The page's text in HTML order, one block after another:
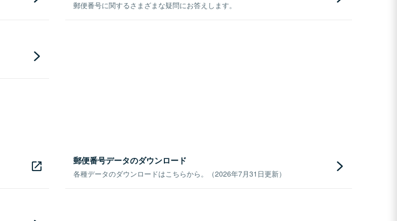
郵便番号に関するさまざまな疑問にお答えします。
郵便番号データのダウンロード
各種データのダウンロードはこちらから。（2026年7月31日更新）